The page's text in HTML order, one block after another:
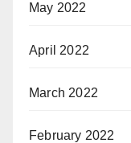
May 2022
April 2022
March 2022
February 2022